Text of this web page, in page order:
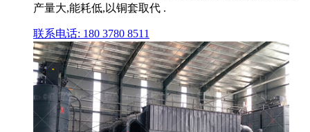
产量大,能耗低,以铜套取代 .
联系电话: 180 3780 8511